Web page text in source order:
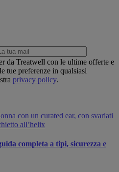
da Treatwell con le ultime offerte e
tue preferenze in qualsiasi
privacy policy.
completa a tipi, sicurezza e